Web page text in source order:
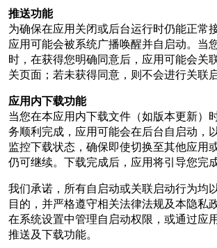
推送功能
为确保在应用关闭或后台运行时仍能正常
应用可能会被系统广播唤醒并自启动。当
时，在获得您明确同意后，应用可能会关
关页面；若未获得同意，则不会进行关联启
应用内下载功能
当您在本应用内下载文件（如版本更新）
务顺利完成，应用可能会在后台自启动，
监控下载状态，确保即使切换至其他应用
仍可继续。下载完成后，应用将引导您完
我们承诺，所有自启动或关联启动行为均
目的，并严格遵守相关法律法规及本隐私
在系统设置中管理自启动权限，或通过应
推送及下载功能。